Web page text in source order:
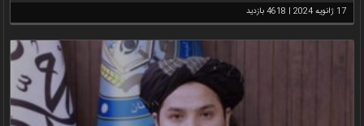
17 ژانویه 2024 | 4618 بازدید